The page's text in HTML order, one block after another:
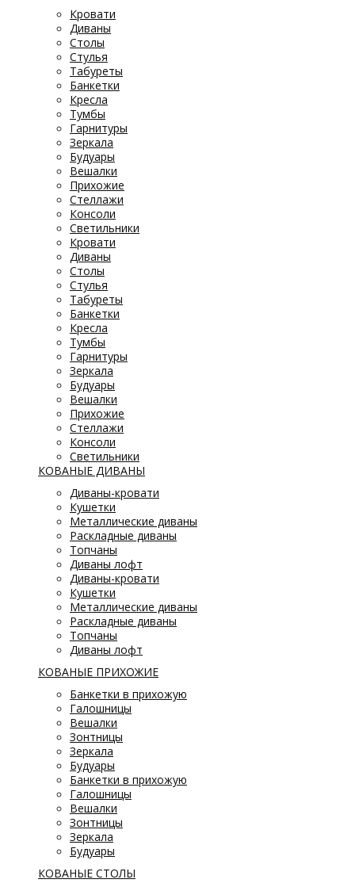
Кровати
Диваны
Столы
Стулья
Табуреты
Банкетки
Кресла
Тумбы
Гарнитуры
Зеркала
Будуары
Вешалки
Прихожие
Стеллажи
Консоли
Светильники
Кровати
Диваны
Столы
Стулья
Табуреты
Банкетки
Кресла
Тумбы
Гарнитуры
Зеркала
Будуары
Вешалки
Прихожие
Стеллажи
Консоли
Светильники
КОВАНЫЕ ДИВАНЫ
Диваны-кровати
Кушетки
Металлические диваны
Раскладные диваны
Топчаны
Диваны лофт
Диваны-кровати
Кушетки
Металлические диваны
Раскладные диваны
Топчаны
Диваны лофт
КОВАНЫЕ ПРИХОЖИЕ
Банкетки в прихожую
Галошницы
Вешалки
Зонтницы
Зеркала
Будуары
Банкетки в прихожую
Галошницы
Вешалки
Зонтницы
Зеркала
Будуары
КОВАНЫЕ СТОЛЫ